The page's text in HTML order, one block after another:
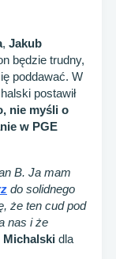
, Jakub
będzie trudny,
poddawać. W
postawił
nie myśli o
w PGE
B. Ja mam
do solidnego
że ten cud pod
nas i że
Michalski dla